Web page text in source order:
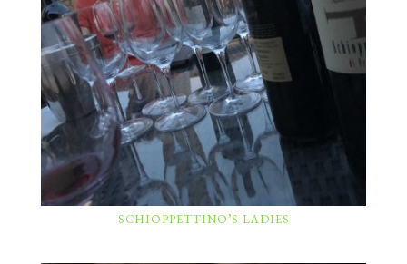
SCHIOPPETTINO’S LADIES